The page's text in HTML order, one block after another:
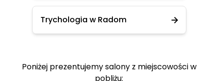
Trychologia w Radom
Poniżej prezentujemy salony z miejscowości w
pobliżu: